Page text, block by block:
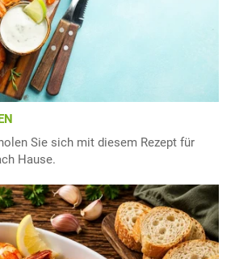
Sie sich mit diesem Rezept für
Hause.